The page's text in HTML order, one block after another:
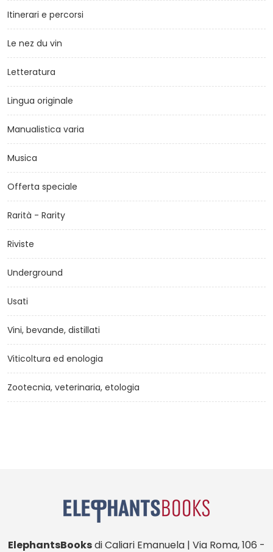
Itinerari e percorsi
Le nez du vin
Letteratura
Lingua originale
Manualistica varia
Musica
Offerta speciale
Rarità - Rarity
Riviste
Underground
Usati
Vini, bevande, distillati
Viticoltura ed enologia
Zootecnia, veterinaria, etologia
ElephantsBooksdi Caliari Emanuela | Via Roma, 106 -